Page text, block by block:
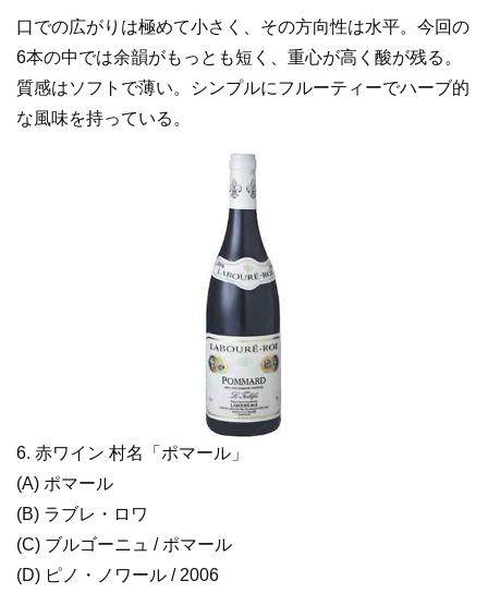
口での広がりは極めて小さく、その方向性は水平。今回の
6本の中では余韻がもっとも短く、重心が高く酸が残る。
質感はソフトで薄い。シンプルにフルーティーでハーブ的
な風味を持っている。
6. 赤ワイン 村名「ポマール」
(A) ポマール
(B) ラブレ・ロワ
(C) ブルゴーニュ / ポマール
(D) ピノ・ノワール / 2006